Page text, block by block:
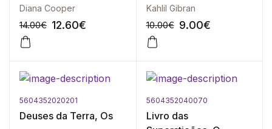
Diana Cooper
14.00€ 12.60€
Kahlil Gibran
10.00€ 9.00€
5604352020201
Deuses da Terra, Os
5604352040070
Livro das